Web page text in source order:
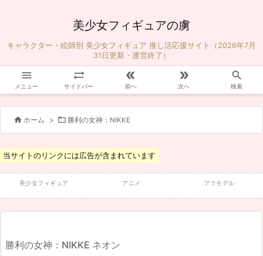
美少女フィギュアの虜
キャラクター・絵師別 美少女フィギュア 推し活応援サイト（2026年7月
31日更新・運営終了）

メニュー

サイドバー

前へ

次へ

検索
 ホーム >  勝利の女神：NIKKE
当サイトのリンクには広告が含まれています
美少女フィギュア アニメ プラモデル
勝利の女神：NIKKE ネオン